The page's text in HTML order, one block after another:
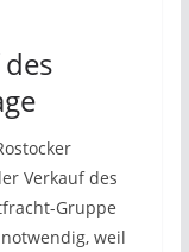
Verkauf des
Gruppe
weil